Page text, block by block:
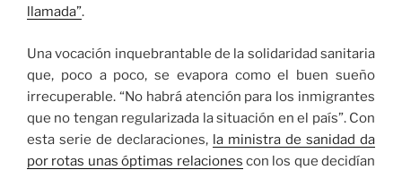
llamada”.
Una vocación inquebrantable de la solidaridad sanitaria
que, poco a poco, se evapora como el buen sueño
irrecuperable. “No habrá atención para los inmigrantes
que no tengan regularizada la situación en el país”. Con
esta serie de declaraciones, la ministra de sanidad da
por rotas unas óptimas relaciones con los que decidían